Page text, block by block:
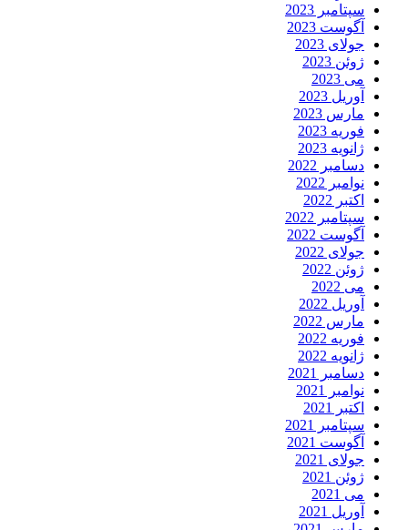
سپتامبر 2023
آگوست 2023
جولای 2023
ژوئن 2023
می 2023
آوریل 2023
مارس 2023
فوریه 2023
ژانویه 2023
دسامبر 2022
نوامبر 2022
اکتبر 2022
سپتامبر 2022
آگوست 2022
جولای 2022
ژوئن 2022
می 2022
آوریل 2022
مارس 2022
فوریه 2022
ژانویه 2022
دسامبر 2021
نوامبر 2021
اکتبر 2021
سپتامبر 2021
آگوست 2021
جولای 2021
ژوئن 2021
می 2021
آوریل 2021